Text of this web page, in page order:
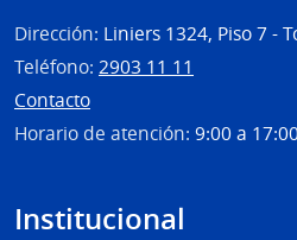
Dirección: Liniers 1324, Piso 7 -
Teléfono: 2903 11 11
Contacto
Horario de atención: 9:00 a
Institucional